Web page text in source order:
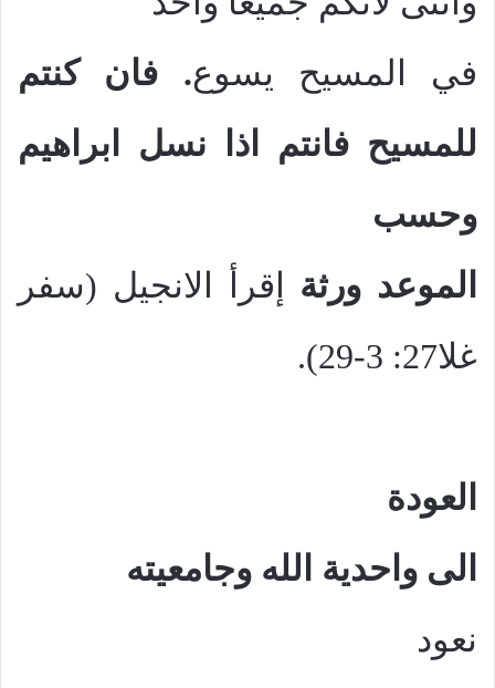
في المسيح يسوع. فان كنتم
للمسيح فانتم اذا
نسل ابراهيم
وحسب
الموعد ورثة
إقرأ الانجيل (سفر
غلا27: 3-29).
العودة
الى واحدية الله وجامعيته
نعود